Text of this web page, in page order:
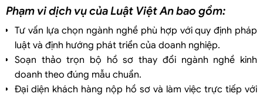
Phạm vi dịch vụ của Luật Việt An bao gồm:
Tư vấn lựa chọn ngành nghề phù hợp với quy định pháp
luật và định hướng phát triển của doanh nghiệp.
Soạn thảo trọn bộ hồ sơ thay đổi ngành nghề kinh
doanh theo đúng mẫu chuẩn.
Đại diện khách hàng nộp hồ sơ và làm việc trực tiếp với